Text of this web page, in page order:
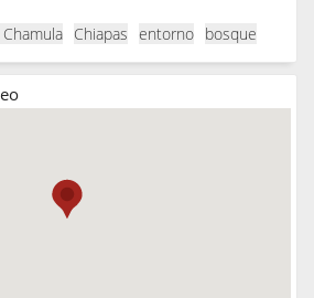
Chamula Chiapas entorno bosque